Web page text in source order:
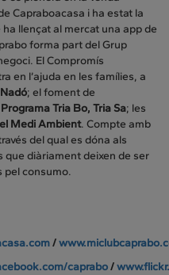
Capraboacasa i ha estat la
llençat al mercat una app de
forma part del Grup
El Compromís
en l’ajuda en les famílies, a
; el foment de
Programa Tria Bo, Tria Sa; les
Medi Ambient. Compte amb
del qual es dóna als
que diàriament deixen de ser
pel consumo.
/
caprabo/